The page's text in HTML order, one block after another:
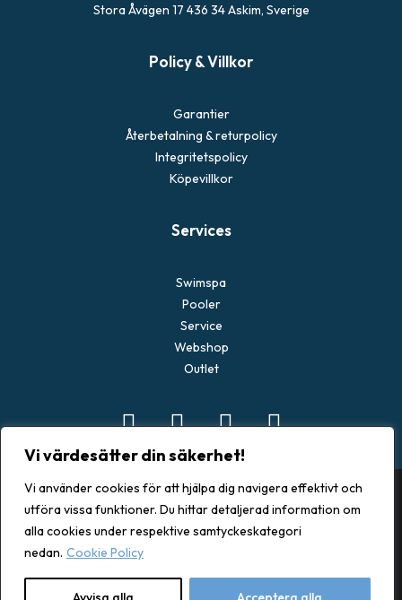
Vi värdesätter din säkerhet!
Vi använder cookies för att hjälpa dig navigera effektivt och
utföra vissa funktioner. Du hittar detaljerad information om
alla cookies under respektive samtyckeskategori
nedan. Cookie Policy
Stora Åvägen 17 436 34 Askim, Sverige
Policy & Villkor
Garantier
Återbetalning & returpolicy
Integritetspolicy
Köpevillkor
Services
Swimspa
Pooler
Service
Webshop
Outlet
© 2026 Spacenter Göteborg. All rights reserved